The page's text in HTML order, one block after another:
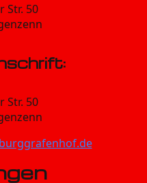
Str. 50
Str. 50